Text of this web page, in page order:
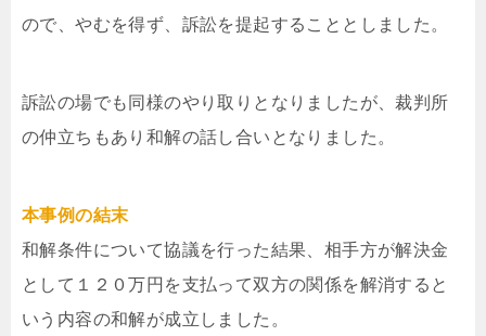
ので、やむを得ず、訴訟を提起することとしました。
訴訟の場でも同様のやり取りとなりましたが、裁判所
の仲立ちもあり和解の話し合いとなりました。
本事例の結末
和解条件について協議を行った結果、相手方が解決金
として１２０万円を支払って双方の関係を解消すると
いう内容の和解が成立しました。